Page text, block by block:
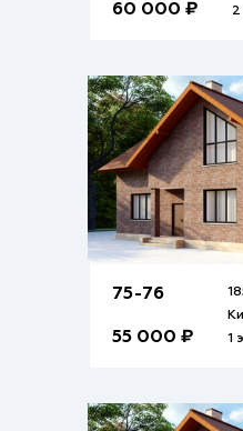
60 000 ₽
2
75-76
55 000 ₽
1